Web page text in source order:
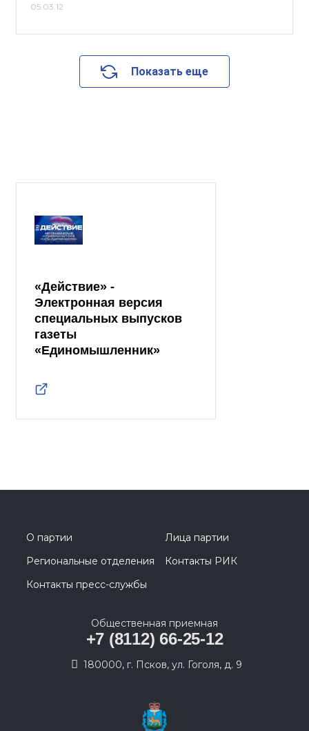
05.03.12
Показать еще
«Действие» -
Электронная версия
специальных выпусков
газеты
«Единомышленник»
О партии
Лица партии
Региональные отделения
Контакты РИК
Контакты пресс-службы
Общественная приемная
+7 (8112) 66-25-12
180000, г. Псков, ул. Гоголя, д. 9